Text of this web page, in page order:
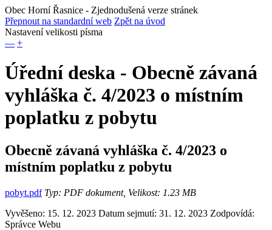
Obec Horní Řasnice - Zjednodušená verze stránek
Přepnout na standardní web Zpět na úvod
Nastavení velikosti písma
— +
Úřední deska - Obecně závaná
vyhláška č. 4/2023 o místním
poplatku z pobytu
Obecně závaná vyhláška č. 4/2023 o
místním poplatku z pobytu
pobyt.pdfTyp: PDF dokument, Velikost: 1.23 MB
Vyvěšeno: 15. 12. 2023 Datum sejmutí: 31. 12. 2023 Zodpovídá:
Správce Webu